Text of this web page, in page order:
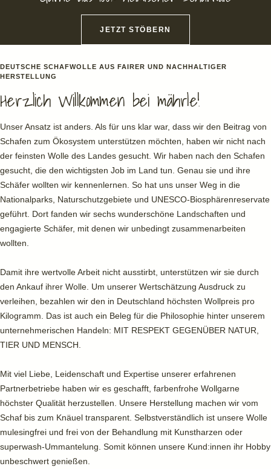
JETZT STÖBERN
DEUTSCHE SCHAFWOLLE AUS FAIRER UND NACHHALTIGER
HERSTELLUNG
Herzlich Willkommen bei mährle!
Unser Ansatz ist anders. Als für uns klar war, dass wir den Beitrag von
Schafen zum Ökosystem unterstützen möchten, haben wir nicht nach
der feinsten Wolle des Landes gesucht. Wir haben nach den Schafen
gesucht, die den wichtigsten Job im Land tun. Genau sie und ihre
Schäfer wollten wir kennenlernen. So hat uns unser Weg in die
Nationalparks, Naturschutzgebiete und UNESCO-Biosphärenreservate
geführt. Dort fanden wir sechs wunderschöne Landschaften und
engagierte Schäfer, mit denen wir unbedingt zusammenarbeiten
wollten.
Damit ihre wertvolle Arbeit nicht ausstirbt, unterstützen wir sie durch
den Ankauf ihrer Wolle. Um unserer Wertschätzung Ausdruck zu
verleihen, bezahlen wir den in Deutschland höchsten Wollpreis pro
Kilogramm. Das ist auch ein Beleg für die Philosophie hinter unserem
unternehmerischen Handeln: MIT RESPEKT GEGENÜBER NATUR,
TIER UND MENSCH.
Mit viel Liebe, Leidenschaft und Expertise unserer erfahrenen
Partnerbetriebe haben wir es geschafft, farbenfrohe Wollgarne
höchster Qualität herzustellen. Unsere Herstellung machen wir vom
Schaf bis zum Knäuel transparent. Selbstverständlich ist unsere Wolle
mulesingfrei und frei von der Behandlung mit Kunstharzen oder
superwash-Ummantelung. Somit können unsere Kund:innen ihr Hobby
unbeschwert genießen.